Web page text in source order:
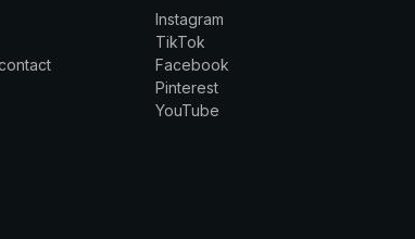
Instagram
TikTok
Facebook
Pinterest
YouTube